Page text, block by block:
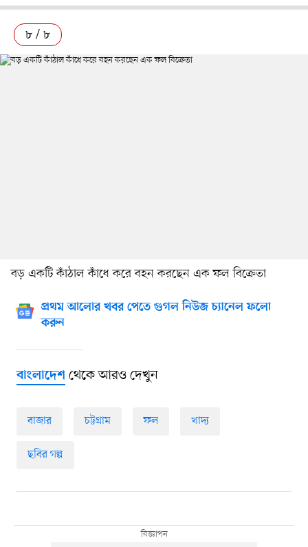
৮ / ৮
বড় একটি কাঁঠাল কাঁধে করে বহন করছেন এক ফল বিক্রেতা
প্রথম আলোর খবর পেতে গুগল নিউজ চ্যানেল ফলো
করুন
বাংলাদেশথেকে আরও দেখুন
বাজার চট্টগ্রাম ফল খাদ্য
ছবির গল্প